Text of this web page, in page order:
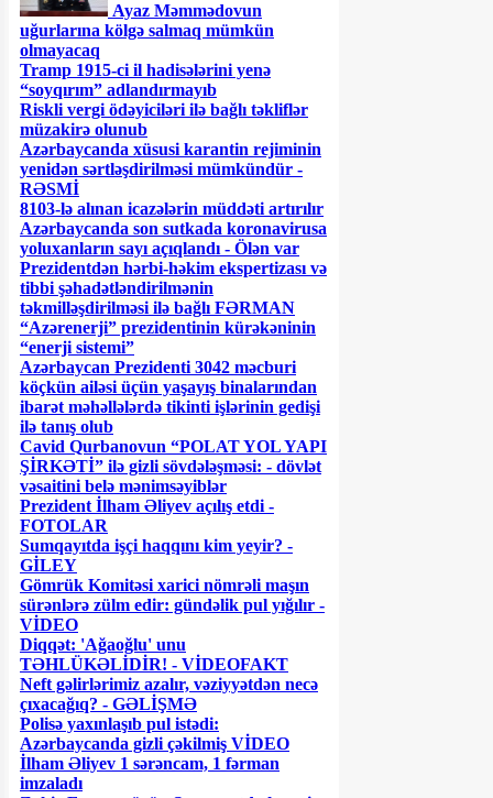
Ayaz Məmmədovun
uğurlarına kölgə salmaq mümkün
olmayacaq
Tramp 1915-ci il hadisələrini yenə
“soyqırım” adlandırmayıb
Riskli vergi ödəyiciləri ilə bağlı təkliflər
müzakirə olunub
Azərbaycanda xüsusi karantin rejiminin
yenidən sərtləşdirilməsi mümkündür -
RƏSMİ
8103-lə alınan icazələrin müddəti artırılır
Azərbaycanda son sutkada koronavirusa
yoluxanların sayı açıqlandı - Ölən var
Prezidentdən hərbi-həkim ekspertizası və
tibbi şəhadətləndirilmənin
təkmilləşdirilməsi ilə bağlı FƏRMAN
“Azərenerji” prezidentinin kürəkəninin
“enerji sistemi”
Azərbaycan Prezidenti 3042 məcburi
köçkün ailəsi üçün yaşayış binalarından
ibarət məhəllələrdə tikinti işlərinin gedişi
ilə tanış olub
Cavid Qurbanovun “POLAT YOL YAPI
ŞİRKƏTİ” ilə gizli sövdələşməsi: - dövlət
vəsaitini belə mənimsəyiblər
Prezident İlham Əliyev açılış etdi -
FOTOLAR
Sumqayıtda işçi haqqını kim yeyir? -
GİLEY
Gömrük Komitəsi xarici nömrəli maşın
sürənlərə zülm edir: gündəlik pul yığılır -
VİDEO
Diqqət: 'Ağaoğlu' unu
TƏHLÜKƏLİDİR! - VİDEOFAKT
Neft gəlirlərimiz azalır, vəziyyətdən necə
çıxacağıq? - GƏLİŞMƏ
Polisə yaxınlaşıb pul istədi:
Azərbaycanda gizli çəkilmiş VİDEO
İlham Əliyev 1 sərəncam, 1 fərman
imzaladı